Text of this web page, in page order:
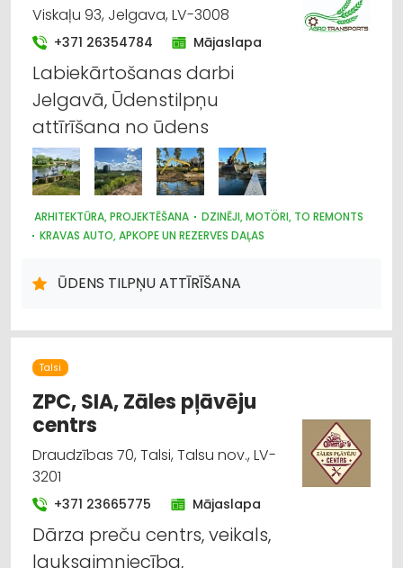
Iekraušanas un izkraušanas tehnika
Celtniecības un remonta darbi
Instrumentu un darbarīku labošana, serviss
Metālizstrādājumi
Jumtu segumi
Saimniecības preču tirdzniecība
Viskaļu 93, Jelgava, LV-3008
+371 26354784 Mājaslapa
Labiekārtošanas darbi
Jelgavā, Ūdenstilpņu
attīrīšana no ūdens
ARHITEKTŪRA, PROJEKTĒŠANA
DZINĒJI, MOTORI, TO REMONTS
KRAVAS AUTO, APKOPE UN REZERVES DAĻAS
LABIEKĀRTOŠANA, APZAĻUMOŠANA
HIDRAULISKĀS UN PNEIMATISKĀS IERĪCES
AUTO REZERVES DAĻU TIRDZNIECĪBA
AUTO RIEPU SERVISS
LABOŠANA, REMONTS
ŪDENS TILPŅU ATTĪRĪŠANA
Talsi
ZPC, SIA, Zāles pļāvēju
centrs
Draudzības 70, Talsi, Talsu nov., LV-
3201
+371 23665775 Mājaslapa
Dārza preču centrs, veikals,
lauksaimniecība,